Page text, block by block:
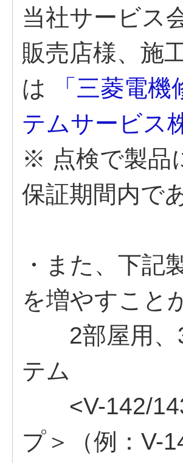
当社サービス
販売店様、施
は
「三菱電
テムサービス
※ 点検で製品
保証期間内で
・また、下記
を増やすこと
2部屋用、3
テム
<V-142/
プ＞（例：V-